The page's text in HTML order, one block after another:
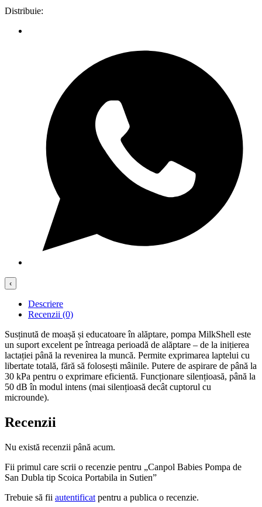
Distribuie:
‹
Descriere
Recenzii (0)
Susținută de moașă și educatoare în alăptare, pompa MilkShell este
un suport excelent pe întreaga perioadă de alăptare – de la inițierea
lactației până la revenirea la muncă. Permite exprimarea laptelui cu
libertate totală, fără să folosești mâinile. Putere de aspirare de până la
30 kPa pentru o exprimare eficientă. Funcționare silențioasă, până la
50 dB în modul intens (mai silențioasă decât cuptorul cu
microunde).
Recenzii
Nu există recenzii până acum.
Fii primul care scrii o recenzie pentru „Canpol Babies Pompa de
San Dubla tip Scoica Portabila in Sutien”
Trebuie să fii autentificat pentru a publica o recenzie.